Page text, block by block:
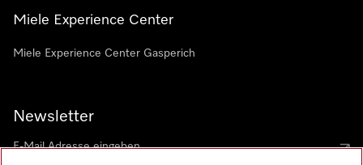
Miele Experience Center
Miele Experience Center Gasperich
Newsletter